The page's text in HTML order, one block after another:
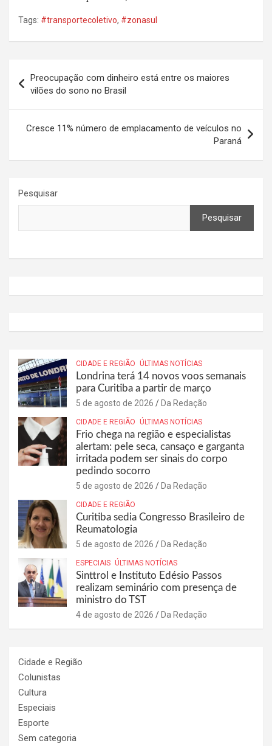
Tags: #transportecoletivo, #zonasul
de
Post
Preocupação com dinheiro está entre os maiores
vilões do sono no Brasil
Cresce 11% número de emplacamento de veículos no
Paraná
Pesquisar
Pesquisar
CIDADE E REGIÃO ÚLTIMAS NOTÍCIAS
Londrina terá 14 novos voos semanais
para Curitiba a partir de março
5 de agosto de 2026 Da Redação
CIDADE E REGIÃO ÚLTIMAS NOTÍCIAS
Frio chega na região e especialistas
alertam: pele seca, cansaço e garganta
irritada podem ser sinais do corpo
pedindo socorro
5 de agosto de 2026 Da Redação
CIDADE E REGIÃO
Curitiba sedia Congresso Brasileiro de
Reumatologia
5 de agosto de 2026 Da Redação
ESPECIAIS ÚLTIMAS NOTÍCIAS
Sinttrol e Instituto Edésio Passos
realizam seminário com presença de
ministro do TST
4 de agosto de 2026 Da Redação
Cidade e Região
Colunistas
Cultura
Especiais
Esporte
Sem categoria